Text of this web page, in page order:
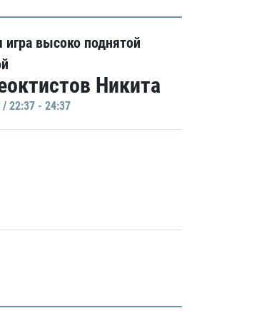
игра высоко поднятой
Никита
22:37 - 24:37